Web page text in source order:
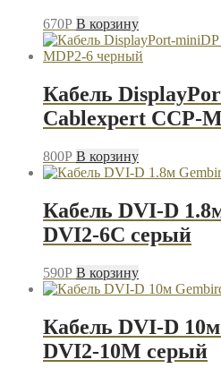
670P В корзину
Кабель
Cablexpert CCP-
800P В корзину
Кабель DVI-D
DVI2-6C серый
590P В корзину
Кабель DVI-D
DVI2-10M серый